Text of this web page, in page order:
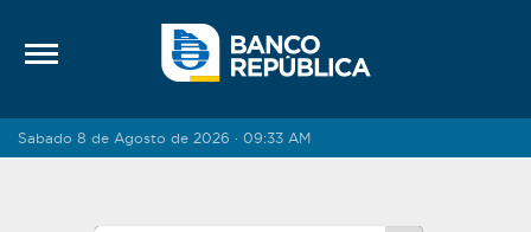
Sabado 8 de Agosto de 2026 · 09:33 AM